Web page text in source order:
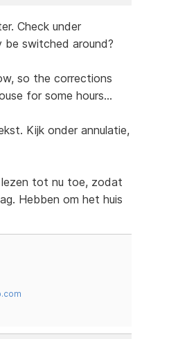
Check under
be switched around?
so the corrections
for some hours...
Kijk onder annulatie,
tot nu toe, zodat
Hebben om het huis